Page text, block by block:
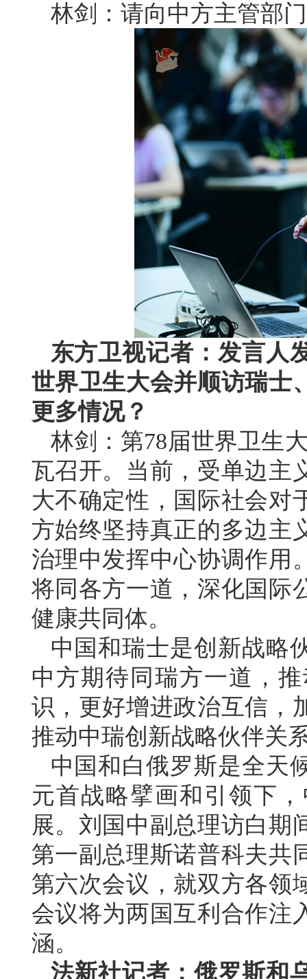
林剑：请向中方主管部
东方卫视记者：发言人
世界卫生大会并顺访瑞士
更多情况？
林剑：第78届世界卫生
瓦召开。当前，受单边主
大不确定性，国际社会对
方始终坚持真正的多边主
治理中发挥中心协调作用
将同各方一道，深化国际
健康共同体。
中国和瑞士是创新战略
中方期待同瑞方一道，
识，更好增进政治互信，
推动中瑞创新战略伙伴关
中国和白俄罗斯是全天
元首战略擘画和引领下
展。刘国中副总理访白期
第一副总理斯诺普科夫共
第六次会议，就双方各领
会议将为两国互利合作注
涵。
法新社记者：俄罗斯和